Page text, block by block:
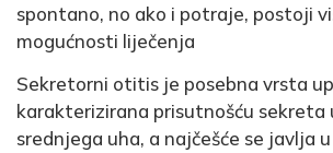
spontano, no ako i potraje, postoji
mogućnosti liječenja
Sekretorni otitis je posebna vrsta
karakterizirana prisutnošću sekreta
srednjega uha, a najčešće se javlja